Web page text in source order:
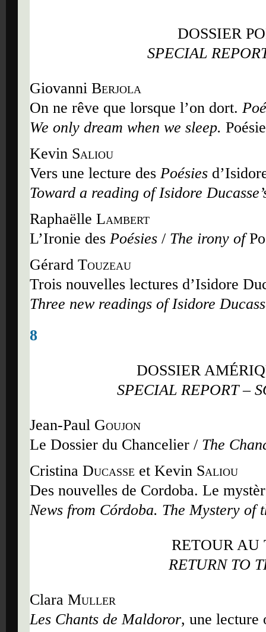
DOSSIER
SPECIAL
Giovanni Berjola
On ne rêve que lorsque l’on dort.
We only dream when we sleep.
Kevin Saliou
Vers une lecture des Poésies d’
Toward a reading of Isidore Ducasse’
Raphaëlle Lambert
L’Ironie des Poésies / The irony of
Gérard Touzeau
Trois nouvelles lectures d’Isidore
Three new readings of Isidore
8
DOSSIER
SPECIAL REPORT –
Jean-Paul Goujon
Le Dossier du Chancelier / The
Cristina Ducasse et Kevin Saliou
Des nouvelles de Cordoba. Le
News from Córdoba. The Mystery of
RETOUR AU
RETURN TO
Clara Muller
Les Chants de Maldoror, une lecture